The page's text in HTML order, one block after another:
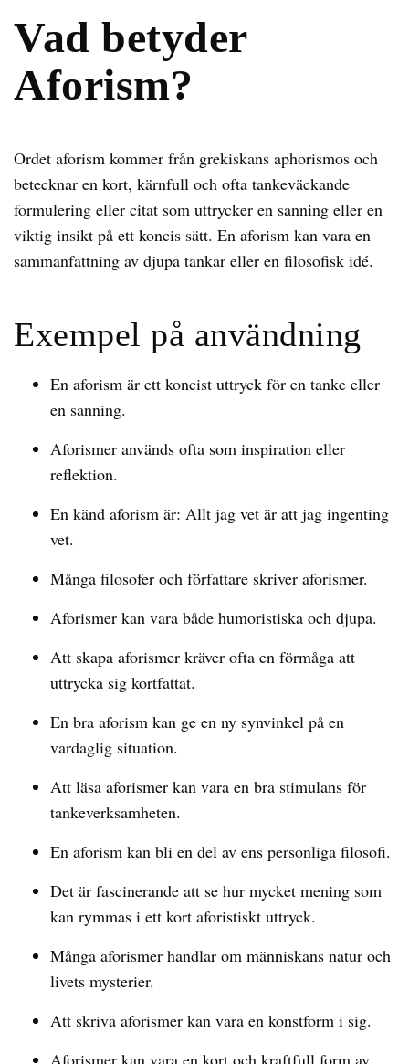
Vad betyder
Aforism?
Ordet aforism kommer från grekiskans aphorismos och
betecknar en kort, kärnfull och ofta tankeväckande
formulering eller citat som uttrycker en sanning eller en
viktig insikt på ett koncis sätt. En aforism kan vara en
sammanfattning av djupa tankar eller en filosofisk idé.
Exempel på användning
En aforism är ett koncist uttryck för en tanke eller
en sanning.
Aforismer används ofta som inspiration eller
reflektion.
En känd aforism är: Allt jag vet är att jag ingenting
vet.
Många filosofer och författare skriver aforismer.
Aforismer kan vara både humoristiska och djupa.
Att skapa aforismer kräver ofta en förmåga att
uttrycka sig kortfattat.
En bra aforism kan ge en ny synvinkel på en
vardaglig situation.
Att läsa aforismer kan vara en bra stimulans för
tankeverksamheten.
En aforism kan bli en del av ens personliga filosofi.
Det är fascinerande att se hur mycket mening som
kan rymmas i ett kort aforistiskt uttryck.
Många aforismer handlar om människans natur och
livets mysterier.
Att skriva aforismer kan vara en konstform i sig.
Aforismer kan vara en kort och kraftfull form av